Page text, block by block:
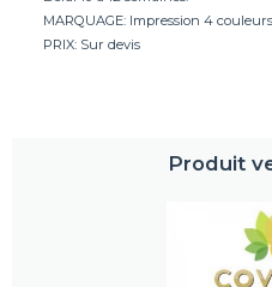
MARQUAGE: Impression 4
PRIX: Sur devis
Produit